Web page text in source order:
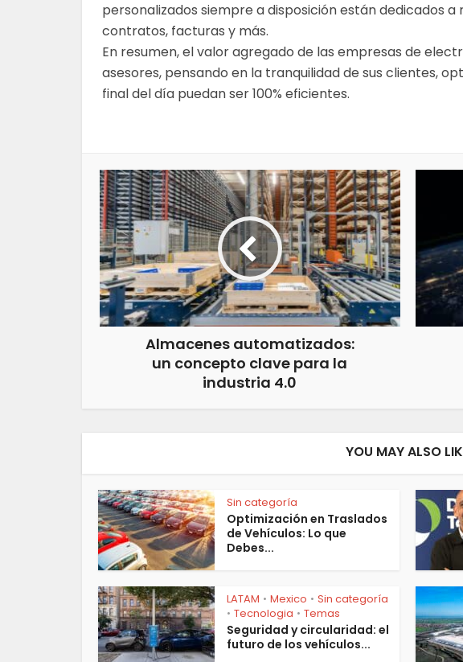
personalizados siempre a disposición están dedicados
contratos, facturas y más.
En resumen, el valor agregado de las empresas de
asesores, pensando en la tranquilidad de sus clientes,
final del día puedan ser 100% eficientes.
Almacenes automatizados:
un concepto clave para la
industria 4.0
YOU MAY ALSO
Sin categoría
Optimización en Traslados
de Vehículos: Lo que
Debes...
LATAM • Mexico • Sin categoría
• Tecnologia • Temas
Seguridad y circularidad: el
futuro de los vehículos...